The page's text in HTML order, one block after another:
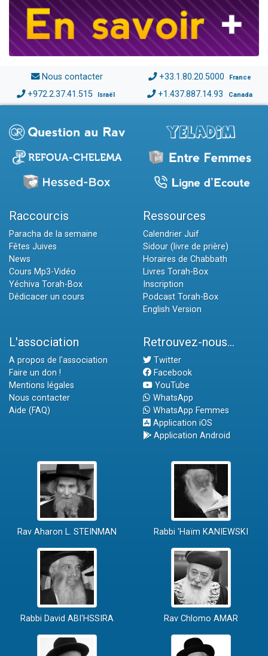
Nous contacter +33.1.80.20.5000 France
+972.2.37.41.515 Israël +1.437.887.14.93 Canada
Raccourcis
Paracha de la semaine
Fêtes Juives
News
Cours Mp3-Vidéo
Yéchiva Torah-Box
Dédicacer un cours
Ressources
Calendrier Juif
Sidour (livre de prière)
Horaires de Chabbath
Livres Torah-Box
Inscription
Podcast Torah-Box
English Version
L'association
A propos de l'association
Faire un don !
Mentions légales
Nous contacter
Aide (FAQ)
Retrouvez-nous...
Twitter
Facebook
YouTube
WhatsApp
WhatsApp Femmes
Application iOS
Application Android
Rav Aharon L. STEINMAN Rabbi 'Haïm KANIEWSKI
Rabbi David ABI'HSSIRA Rav Chlomo AMAR